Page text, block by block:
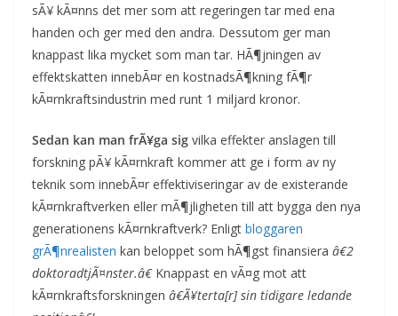
sÃ¥ kÃ¤nns det mer som att regeringen tar med ena
handen och ger med den andra. Dessutom ger man
knappast lika mycket som man tar. HÃ¶jningen av
effektskatten innebÃ¤r en kostnadsÃ¶kning fÃ¶r
kÃ¤rnkraftsindustrin med runt 1 miljard kronor.
Sedan kan man frÃ¥ga sig vilka effekter anslagen till
forskning pÃ¥ kÃ¤rnkraft kommer att ge i form av ny
teknik som innebÃ¤r effektiviseringar av de existerande
kÃ¤rnkraftverken eller mÃ¶jligheten till att bygga den nya
generationens kÃ¤rnkraftverk? Enligt bloggaren
grÃ¶nrealisten kan beloppet som hÃ¶gst finansiera â€2
doktoradtjÃ¤nster.â€Knappast en vÃ¤g mot att
kÃ¤rnkraftsforskningen â€Ã¥terta[r] sin tidigare ledande